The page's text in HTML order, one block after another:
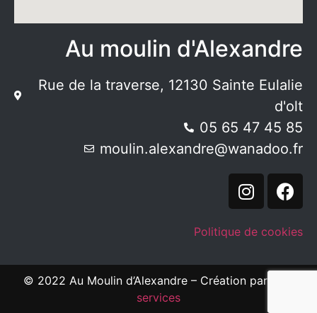
Au moulin d'Alexandre
Rue de la traverse, 12130 Sainte Eulalie
d'olt
05 65 47 45 85
moulin.alexandre@wanadoo.fr
Politique de cookies
© 2022 Au Moulin d’Alexandre – Création par
services